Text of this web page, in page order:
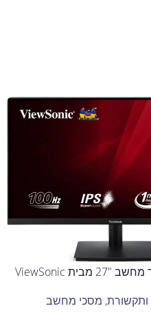
ותקשורת, מסכי מחשב